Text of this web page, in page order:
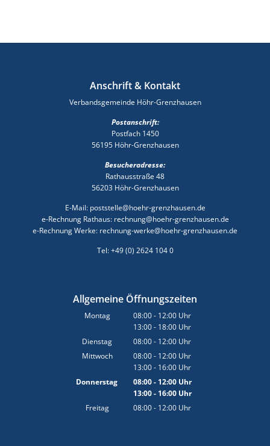
Anschrift & Kontakt
Verbandsgemeinde Höhr-Grenzhausen
Postanschrift:
Postfach 1450
56195 Höhr-Grenzhausen
Besucheradresse:
Rathausstraße 48
56203 Höhr-Grenzhausen
E-Mail: poststelle@hoehr-grenzhausen.de
e-Rechnung Rathaus: rechnung@hoehr-grenzhausen.de
e-Rechnung Werke: rechnung-werke@hoehr-grenzhausen.de
Tel: +49 (0) 2624 104 0
Allgemeine Öffnungszeiten
Montag 08:00- 12:00 Uhr
Von 08:00 bis 12:00 Uhr
13:00- 18:00 Uhr
Von 13:00 bis 18:00 Uhr
Dienstag 08:00- 12:00 Uhr
Von 08:00 bis 12:00 Uhr
Mittwoch 08:00- 12:00 Uhr
Von 08:00 bis 12:00 Uhr
13:00- 16:00 Uhr
Von 13:00 bis 16:00 Uhr
Donnerstag 08:00- 12:00Uhr
Von 08:00 bis 12:00 Uhr
13:00- 16:00Uhr
Von 13:00 bis 16:00 Uhr
Freitag 08:00- 12:00 Uhr